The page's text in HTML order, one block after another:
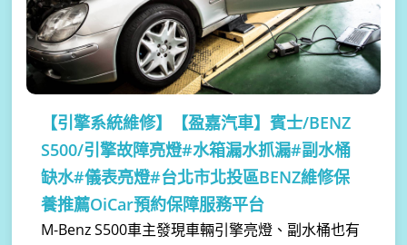
【引擎系統維修】
【盈嘉汽車】賓士/BENZ
S500/引擎故障亮燈#水箱漏水抓漏#副水桶
缺水#儀表亮燈#台北市北投區BENZ維修保
養推薦OiCar預約保障服務平台
M-Benz S500車主發現車輛引擎亮燈、副水桶也有